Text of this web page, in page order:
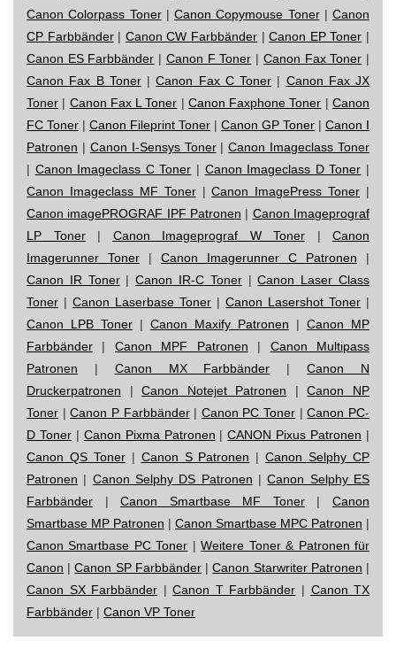
Canon Colorpass Toner| Canon Copymouse Toner| Canon
CP Farbbänder| Canon CW Farbbänder |Canon EP Toner |
Canon ES Farbbänder | Canon F Toner | Canon Fax Toner |
Canon Fax B Toner|Canon Fax C Toner | Canon Fax JX
Toner | Canon Fax L Toner | Canon Faxphone Toner |Canon
FC Toner | Canon Fileprint Toner | Canon GP Toner | Canon I
Patronen | Canon I-Sensys Toner|Canon Imageclass Toner
| Canon Imageclass C Toner | Canon Imageclass D Toner |
Canon Imageclass MF Toner|Canon ImagePress Toner |
Canon imagePROGRAF IPF Patronen | Canon Imageprograf
LP Toner| Canon Imageprograf W Toner | Canon
Imagerunner Toner | Canon Imagerunner C Patronen |
Canon IR Toner|Canon IR-C Toner|Canon Laser Class
Toner | Canon Laserbase Toner | Canon Lasershot Toner |
Canon LPB Toner | Canon Maxify Patronen | Canon MP
Farbbänder | Canon MPF Patronen | Canon Multipass
Patronen | Canon MX Farbbänder |Canon N
Druckerpatronen |Canon Notejet Patronen |Canon NP
Toner |Canon P Farbbänder| Canon PC Toner |Canon PC-
D Toner| Canon Pixma Patronen |CANON Pixus Patronen |
Canon QS Toner| Canon S Patronen |Canon Selphy CP
Patronen | Canon Selphy DS Patronen |Canon Selphy ES
Farbbänder |Canon Smartbase MF Toner|Canon
Smartbase MP Patronen | Canon Smartbase MPC Patronen |
Canon Smartbase PC Toner |Weitere Toner & Patronen für
Canon |Canon SP Farbbänder|Canon Starwriter Patronen |
Canon SX Farbbänder |Canon T Farbbänder | Canon TX
Farbbänder | Canon VP Toner